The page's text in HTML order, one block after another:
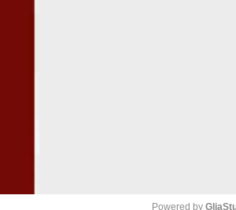
Powered by